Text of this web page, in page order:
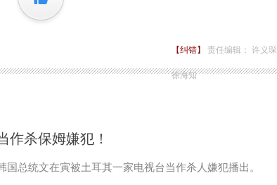
【纠错】 责任编辑： 许义琛
徐海知
杀保姆嫌犯！
总统文在寅被土耳其一家电视台当作杀人嫌犯播出。